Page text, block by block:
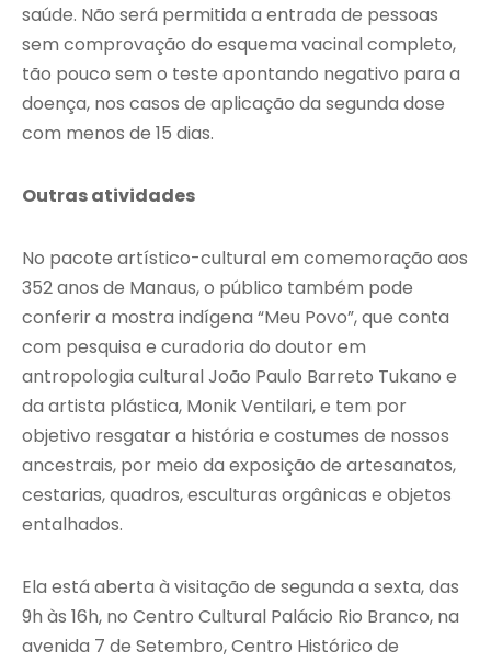
saúde. Não será permitida a entrada de pessoas
sem comprovação do esquema vacinal completo,
tão pouco sem o teste apontando negativo para a
doença, nos casos de aplicação da segunda dose
com menos de 15 dias.
Outras atividades
No pacote artístico-cultural em comemoração aos
352 anos de Manaus, o público também pode
conferir a mostra indígena “Meu Povo”, que conta
com pesquisa e curadoria do doutor em
antropologia cultural João Paulo Barreto Tukano e
da artista plástica, Monik Ventilari, e tem por
objetivo resgatar a história e costumes de nossos
ancestrais, por meio da exposição de artesanatos,
cestarias, quadros, esculturas orgânicas e objetos
entalhados.
Ela está aberta à visitação de segunda a sexta, das
9h às 16h, no Centro Cultural Palácio Rio Branco, na
avenida 7 de Setembro, Centro Histórico de